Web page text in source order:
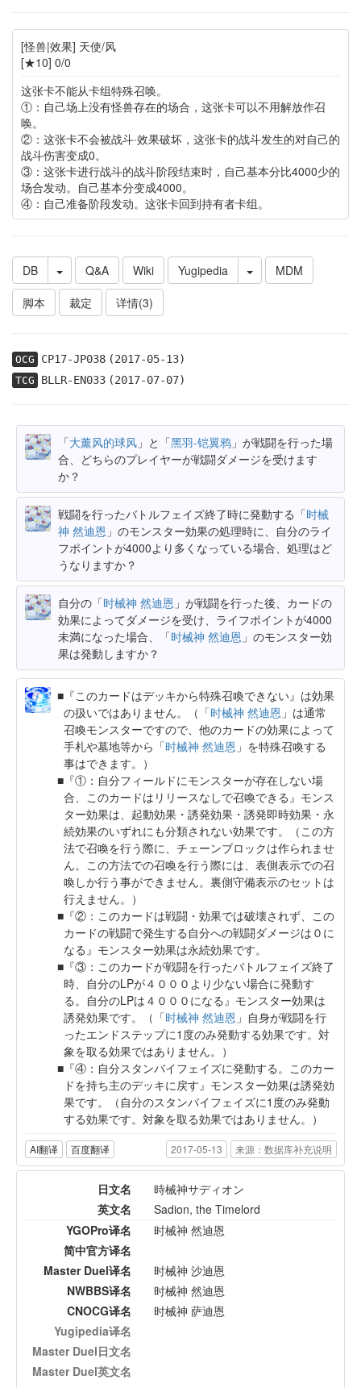
[怪兽|效果] 天使/风
[★10] 0/0
这张卡不能从卡组特殊召唤。
①：自己场上没有怪兽存在的场合，这张卡可以不用解放作召
唤。
②：这张卡不会被战斗·效果破坏，这张卡的战斗发生的对自己的
战斗伤害变成0。
③：这张卡进行战斗的战斗阶段结束时，自己基本分比4000少的
场合发动。自己基本分变成4000。
④：自己准备阶段发动。这张卡回到持有者卡组。
DB Q&A Wiki Yugipedia
MDM
脚本
裁定 详情(3)
OCG CP17-JP038(2017-05-13)
TCG BLLR-EN033(2017-07-07)
「大薰风的球风 」と「黑羽-铠翼鸦 」が戦闘を行った場
合、どちらのプレイヤーが戦闘ダメージを受けます
か？
戦闘を行ったバトルフェイズ終了時に発動する「时械
神 然迪恩 」のモンスター効果の処理時に、自分のライ
フポイントが4000より多くなっている場合、処理はど
うなりますか？
自分の「时械神 然迪恩 」が戦闘を行った後、カードの
効果によってダメージを受け、ライフポイントが4000
未満になった場合、「时械神 然迪恩 」のモンスター効
果は発動しますか？
『このカードはデッキから特殊召喚できない』は効果
の扱いではありません。（「时械神 然迪恩 」は通常
召喚モンスターですので、他のカードの効果によって
手札や墓地等から「时械神 然迪恩 」を特殊召喚する
事はできます。）
『①：自分フィールドにモンスターが存在しない場
合、このカードはリリースなしで召喚できる』モンス
ター効果は、起動効果・誘発効果・誘発即時効果・永
続効果のいずれにも分類されない効果です。（この方
法で召喚を行う際に、チェーンブロックは作られませ
ん。この方法での召喚を行う際には、表側表示での召
喚しか行う事ができません。裏側守備表示のセットは
行えません。）
『②：このカードは戦闘・効果では破壊されず、この
カードの戦闘で発生する自分への戦闘ダメージは０に
なる』モンスター効果は永続効果です。
『③：このカードが戦闘を行ったバトルフェイズ終了
時、自分のLPが４０００より少ない場合に発動す
る。自分のLPは４０００になる』モンスター効果は
誘発効果です。（「时械神 然迪恩 」自身が戦闘を行
ったエンドステップに1度のみ発動する効果です。対
象を取る効果ではありません。）
『④：自分スタンバイフェイズに発動する。このカー
ドを持ち主のデッキに戻す』モンスター効果は誘発効
果です。（自分のスタンバイフェイズに1度のみ発動
する効果です。対象を取る効果ではありません。）
AI翻译 百度翻译 2017-05-13 来源：数据库补充说明
日文名
時械神サディオン
英文名
Sadion, the Timelord
YGOPro译名
时械神 然迪恩
简中官方译名
Master Duel译名
时械神 沙迪恩
NWBBS译名
时械神 然迪恩
CNOCG译名
时械神 萨迪恩
Yugipedia译名
Master Duel日文名
Master Duel英文名